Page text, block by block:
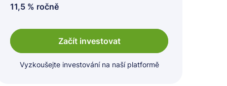
11,5 % ročně
Začít investovat
Vyzkoušejte investování na naší platformě